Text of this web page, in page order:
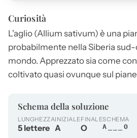
Curiosità
L'aglio (Allium sativum) è una
probabilmente nella Siberia
mondo. Apprezzato sia come
coltivato quasi ovunque sul
Schema della soluzione
LUNGHEZZA
5 lettere
INIZIALE
A
FINALE
O
SCHEMA
A___O